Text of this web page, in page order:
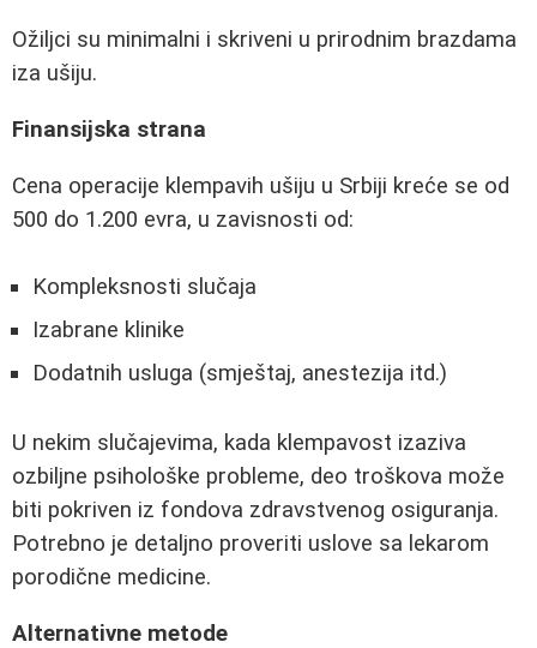
Ožiljci su minimalni i skriveni u prirodnim brazdama
iza ušiju.
Finansijska strana
Cena operacije klempavih ušiju u Srbiji kreće se od
500 do 1.200 evra, u zavisnosti od:
Kompleksnosti slučaja
Izabrane klinike
Dodatnih usluga (smještaj, anestezija itd.)
U nekim slučajevima, kada klempavost izaziva
ozbiljne psihološke probleme, deo troškova može
biti pokriven iz fondova zdravstvenog osiguranja.
Potrebno je detaljno proveriti uslove sa lekarom
porodične medicine.
Alternativne metode